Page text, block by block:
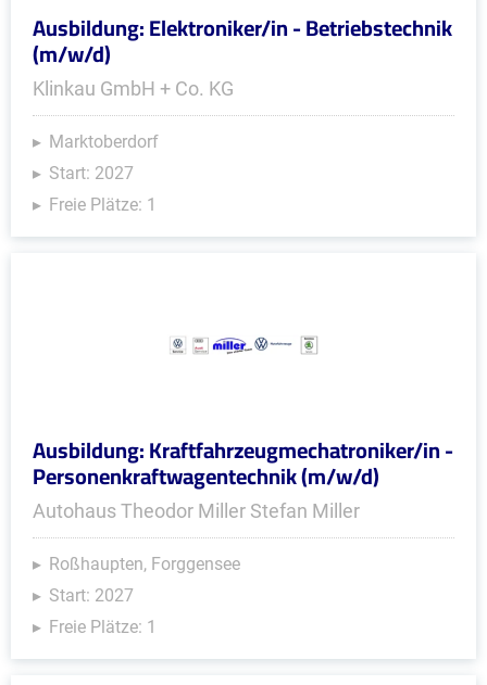
Ausbildung: Elektroniker/in - Betriebstechnik
(m/w/d)
Klinkau GmbH + Co. KG
Marktoberdorf
Start: 2027
Freie Plätze: 1
Ausbildung: Kraftfahrzeugmechatroniker/in -
Personenkraftwagentechnik (m/w/d)
Autohaus Theodor Miller Stefan Miller
Roßhaupten, Forggensee
Start: 2027
Freie Plätze: 1